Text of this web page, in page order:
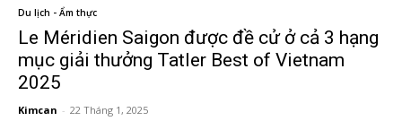
Du lịch - Ẩm thực
Le Méridien Saigon được đề cử ở cả 3 hạng
mục giải thưởng Tatler Best of Vietnam
2025
Kimcan - 22 Tháng 1, 2025